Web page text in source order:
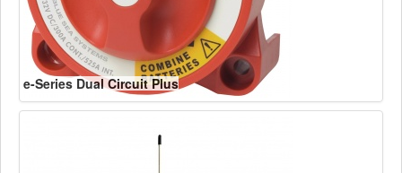
e-Series Dual Circuit Plus